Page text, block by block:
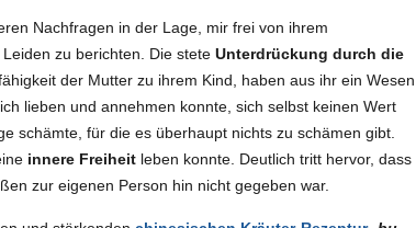
Nachfragen in der Lage, mir frei von ihrem
zu berichten. Die steteUnterdrückung durch die
der Mutter zu ihrem Kind, haben aus ihr ein Wesen
lieben und annehmen konnte, sich selbst keinen Wert
schämte, für die es überhaupt nichts zu schämen gibt.
innere Freiheit leben konnte. Deutlich tritt hervor, dass
zur eigenen Person hin nicht gegeben war.